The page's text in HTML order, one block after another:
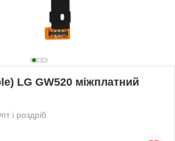
LG GW520 міжплатний
і роздріб